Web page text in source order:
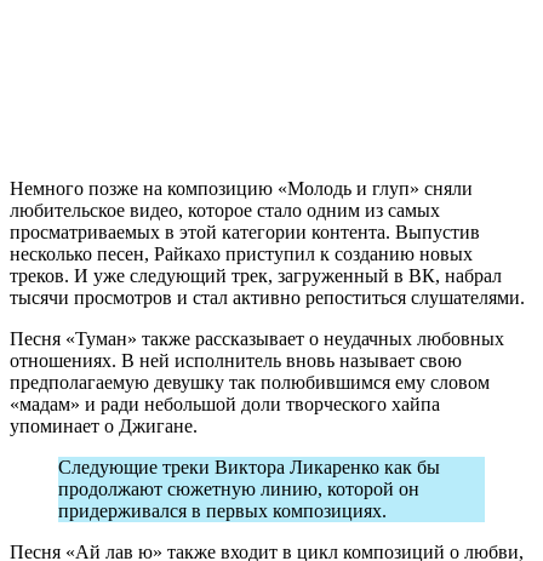
Немного позже на композицию «Молодь и глуп» сняли
любительское видео, которое стало одним из самых
просматриваемых в этой категории контента. Выпустив
несколько песен, Райкахо приступил к созданию новых
треков. И уже следующий трек, загруженный в ВК, набрал
тысячи просмотров и стал активно репоститься слушателями.
Песня «Туман» также рассказывает о неудачных любовных
отношениях. В ней исполнитель вновь называет свою
предполагаемую девушку так полюбившимся ему словом
«мадам» и ради небольшой доли творческого хайпа
упоминает о Джигане.
Следующие треки Виктора Ликаренко как бы
продолжают сюжетную линию, которой он
придерживался в первых композициях.
Песня «Ай лав ю» также входит в цикл композиций о любви,